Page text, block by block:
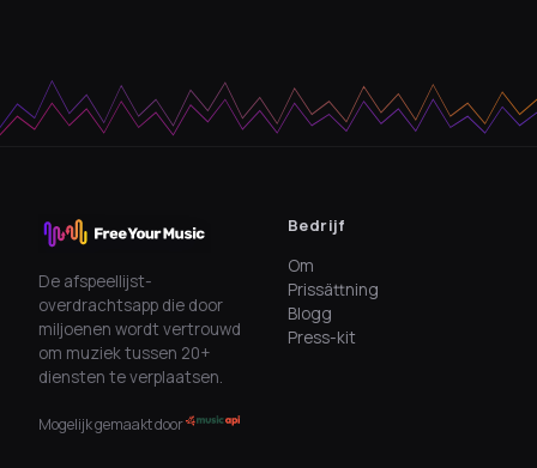
De afspeellijst-
overdrachtsapp die door
miljoenen wordt vertrouwd
om muziek tussen 20+
diensten te verplaatsen.
Mogelijk gemaakt door
Bedrijf
Om
Prissättning
Blogg
Press-kit